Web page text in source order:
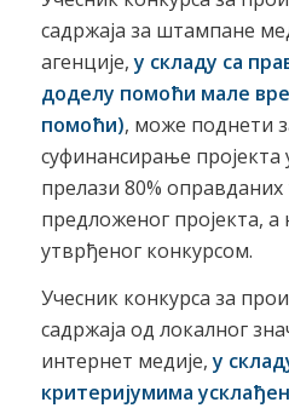
садржаја за штампане
агенције,у складу са
доделу помоћи мале
помоћи), може поднети
суфинансирање пројекта
прелази 80%
предложеног пројекта, а
утврђеног конкурсом.
Учесник конкурса за
садржаја од локалног
интернет медије,у
критеријумима